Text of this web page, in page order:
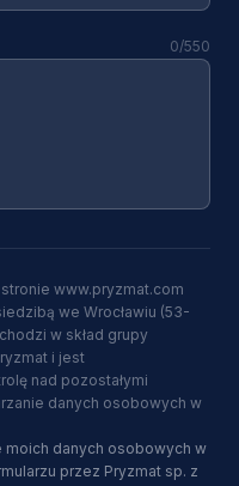
0/550
www.pryzmat.com
we Wrocławiu (53-
w skład grupy
i jest
nad pozostałymi
danych osobowych w
moich danych osobowych w
przez Pryzmat sp. z